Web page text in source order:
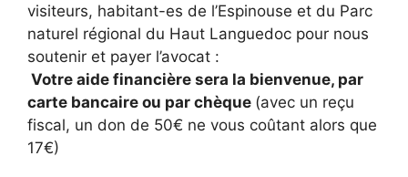
visiteurs, habitant-es de l’Espinouse et du Parc
naturel régional du Haut Languedoc pour nous
soutenir et payer l’avocat :
Votre aide financière sera la bienvenue, par
carte bancaire ou par chèque (avec un reçu
fiscal, un don de 50€ ne vous coûtant alors que
17€)